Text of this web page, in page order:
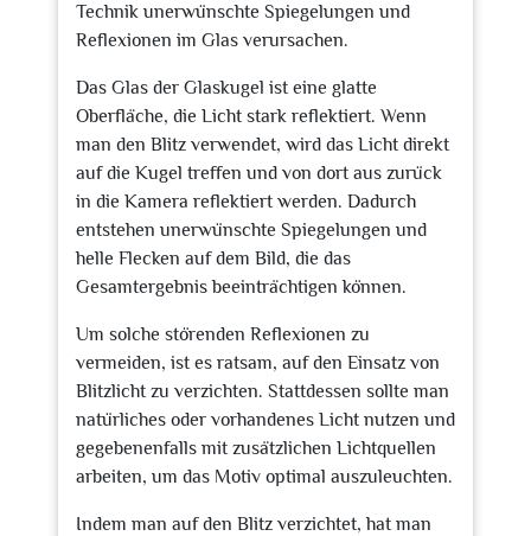
Technik unerwünschte Spiegelungen und
Reflexionen im Glas verursachen.
Das Glas der Glaskugel ist eine glatte
Oberfläche, die Licht stark reflektiert. Wenn
man den Blitz verwendet, wird das Licht direkt
auf die Kugel treffen und von dort aus zurück
in die Kamera reflektiert werden. Dadurch
entstehen unerwünschte Spiegelungen und
helle Flecken auf dem Bild, die das
Gesamtergebnis beeinträchtigen können.
Um solche störenden Reflexionen zu
vermeiden, ist es ratsam, auf den Einsatz von
Blitzlicht zu verzichten. Stattdessen sollte man
natürliches oder vorhandenes Licht nutzen und
gegebenenfalls mit zusätzlichen Lichtquellen
arbeiten, um das Motiv optimal auszuleuchten.
Indem man auf den Blitz verzichtet, hat man